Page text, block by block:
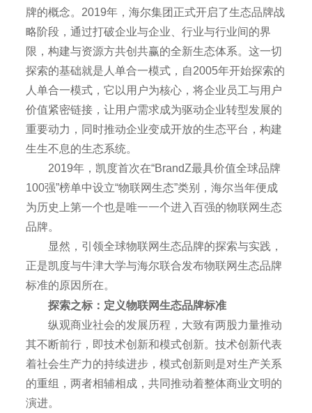
牌的概念。2019年，海尔集团正式开启了生态品牌战
略阶段，通过打破企业与企业、行业与行业间的界
限，构建与资源方共创共赢的全新生态体系。这一切
探索的基础就是人单合一模式，自2005年开始探索的
人单合一模式，它以用户为核心，将企业员工与用户
价值紧密链接，让用户需求成为驱动企业转型发展的
重要动力，同时推动企业变成开放的生态平台，构建
生生不息的生态系统。
2019年，凯度首次在“BrandZ最具价值全球品牌
100强”榜单中设立“物联网生态”类别，海尔当年便成
为历史上第一个也是唯一一个进入百强的物联网生态
品牌。
显然，引领全球物联网生态品牌的探索与实践，
正是凯度与牛津大学与海尔联合发布物联网生态品牌
标准的原因所在。
探索之标：定义物联网生态品牌标准
纵观商业社会的发展历程，大致有两股力量推动
其不断前行，即技术创新和模式创新。技术创新代表
着社会生产力的持续进步，模式创新则是对生产关系
的重组，两者相辅相成，共同推动着整体商业文明的
演进。